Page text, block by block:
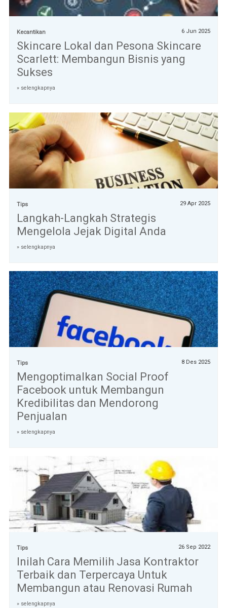
Kecantikan 6 Jun 2025
Skincare Lokal dan Pesona Skincare
Scarlett: Membangun Bisnis yang
Sukses
» selengkapnya
Tips 29 Apr 2025
Langkah-Langkah Strategis
Mengelola Jejak Digital Anda
» selengkapnya
Tips 8 Des 2025
Mengoptimalkan Social Proof
Facebook untuk Membangun
Kredibilitas dan Mendorong
Penjualan
» selengkapnya
Tips 26 Sep 2022
Inilah Cara Memilih Jasa Kontraktor
Terbaik dan Terpercaya Untuk
Membangun atau Renovasi Rumah
» selengkapnya